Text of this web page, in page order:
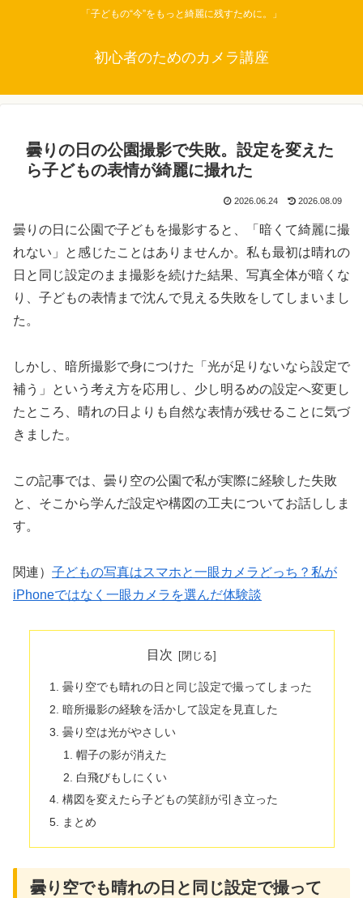
「子どもの“今”をもっと綺麗に残すために。」
初心者のためのカメラ講座
曇りの日の公園撮影で失敗。設定を変えた
ら子どもの表情が綺麗に撮れた
2026.06.24 2026.08.09
曇りの日に公園で子どもを撮影すると、「暗くて綺麗に撮
れない」と感じたことはありませんか。私も最初は晴れの
日と同じ設定のまま撮影を続けた結果、写真全体が暗くな
り、子どもの表情まで沈んで見える失敗をしてしまいまし
た。
しかし、暗所撮影で身につけた「光が足りないなら設定で
補う」という考え方を応用し、少し明るめの設定へ変更し
たところ、晴れの日よりも自然な表情が残せることに気づ
きました。
この記事では、曇り空の公園で私が実際に経験した失敗
と、そこから学んだ設定や構図の工夫についてお話ししま
す。
関連） 子どもの写真はスマホと一眼カメラどっち？私が
iPhoneではなく一眼カメラを選んだ体験談
目次
曇り空でも晴れの日と同じ設定で撮ってしまった
暗所撮影の経験を活かして設定を見直した
曇り空は光がやさしい
帽子の影が消えた
白飛びもしにくい
構図を変えたら子どもの笑顔が引き立った
まとめ
曇り空でも晴れの日と同じ設定で撮って